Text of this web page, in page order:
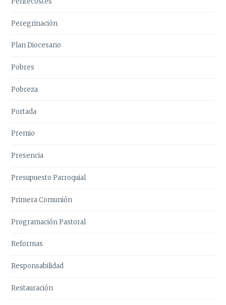
Peregrinación
Plan Diocesano
Pobres
Pobreza
Portada
Premio
Presencia
Presupuesto Parroquial
Primera Comunión
Programación Pastoral
Reformas
Responsabilidad
Restauración